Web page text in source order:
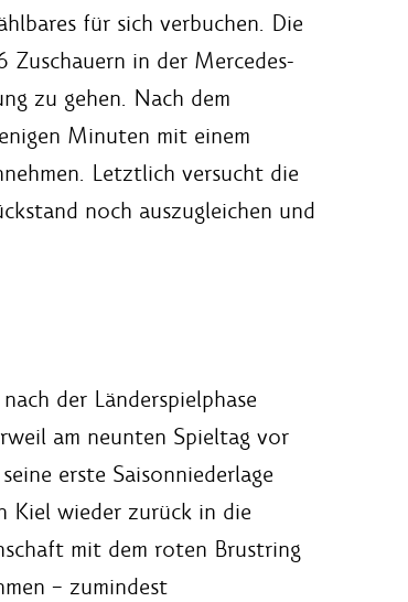
für sich verbuchen. Die
in der Mercedes-
zu gehen. Nach dem
Minuten mit einem
Letztlich versucht die
noch auszugleichen und
der Länderspielphase
am neunten Spieltag vor
erste Saisonniederlage
Kiel wieder zurück in die
mit dem roten Brustring
– zumindest